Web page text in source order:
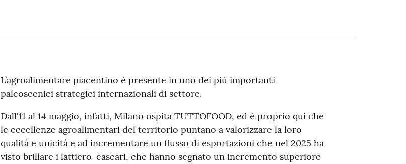
L’agroalimentare piacentino è presente in uno dei più importanti
palcoscenici strategici internazionali di settore.
Dall'11 al 14 maggio, infatti, Milano ospita TUTTOFOOD, ed è proprio qui che
le eccellenze agroalimentari del territorio puntano a valorizzare la loro
qualità e unicità e ad incrementare un flusso di esportazioni che nel 2025 ha
visto brillare i lattiero-caseari, che hanno segnato un incremento superiore